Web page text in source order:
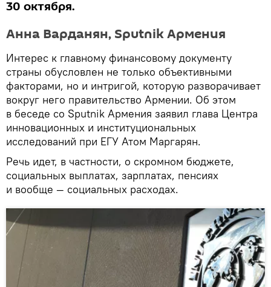
30 октября.
Анна Варданян, Sputnik Армения
Интерес к главному финансовому документу
страны обусловлен не только объективными
факторами, но и интригой, которую разворачивает
вокруг него правительство Армении. Об этом
в беседе со Sputnik Армения заявил глава Центра
инновационных и институциональных
исследований при ЕГУ Атом Маргарян.
Речь идет, в частности, о скромном бюджете,
социальных выплатах, зарплатах, пенсиях
и вообще — социальных расходах.